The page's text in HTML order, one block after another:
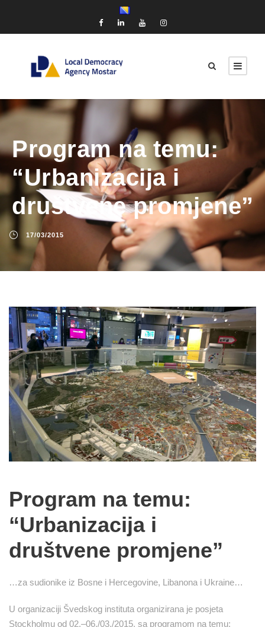
Program na temu:
“Urbanizacija i
društvene promjene”
17/03/2015
Program na temu:
“Urbanizacija i
društvene promjene”
…za sudionike iz Bosne i Hercegovine, Libanona i Ukraine…
U organizaciji Švedskog instituta organizirana je posjeta
Stockholmu od 02.–06./03./2015. sa programom na temu: